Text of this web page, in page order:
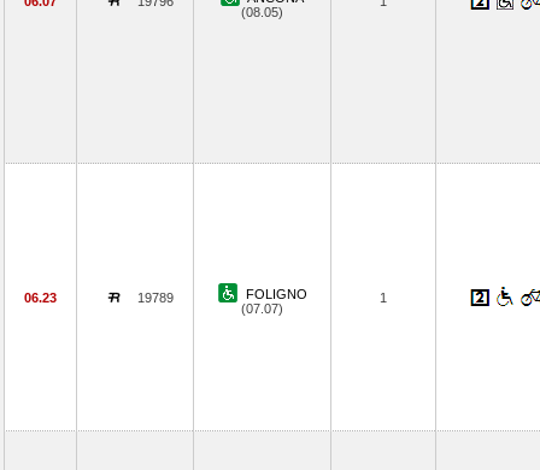
(08.05)
06.23 19789
FOLIGNO
(07.07)
1